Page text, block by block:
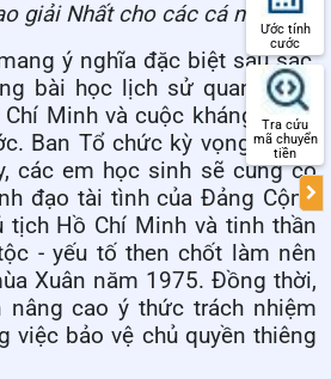
giải Nhất cho các cá nhân
ý nghĩa đặc biệt sâu sắc,
bài học lịch sử quan trọng
Minh và cuộc kháng chiến
Ban Tổ chức kỳ vọng thông
các em học sinh sẽ củng cố
đạo tài tình của Đảng Cộng
tịch Hồ Chí Minh và tinh thần
- yếu tố then chốt làm nên
Xuân năm 1975. Đồng thời,
nâng cao ý thức trách nhiệm
việc bảo vệ chủ quyền thiêng
Ước tính
cước
Tra cứu
mã chuyển
tiền